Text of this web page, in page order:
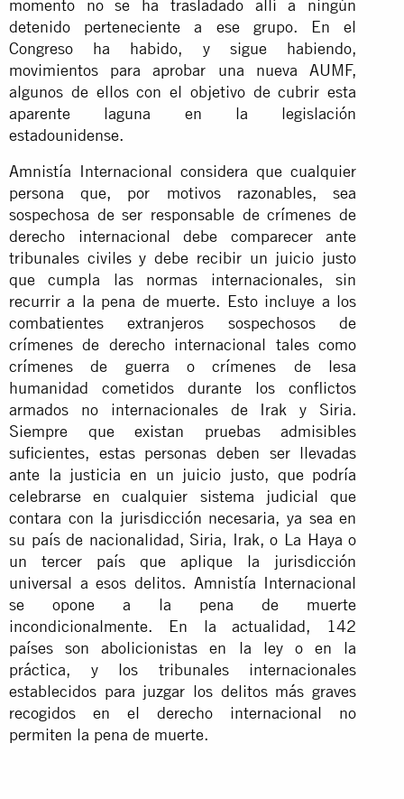
momento no se ha trasladado allí a ningún
detenido perteneciente a ese grupo. En el
Congreso ha habido, y sigue habiendo,
movimientos para aprobar una nueva AUMF,
algunos de ellos con el objetivo de cubrir esta
aparente laguna en la legislación
estadounidense.
Amnistía Internacional considera que cualquier
persona que, por motivos razonables, sea
sospechosa de ser responsable de crímenes de
derecho internacional debe comparecer ante
tribunales civiles y debe recibir un juicio justo
que cumpla las normas internacionales, sin
recurrir a la pena de muerte. Esto incluye a los
combatientes extranjeros sospechosos de
crímenes de derecho internacional tales como
crímenes de guerra o crímenes de lesa
humanidad cometidos durante los conflictos
armados no internacionales de Irak y Siria.
Siempre que existan pruebas admisibles
suficientes, estas personas deben ser llevadas
ante la justicia en un juicio justo, que podría
celebrarse en cualquier sistema judicial que
contara con la jurisdicción necesaria, ya sea en
su país de nacionalidad, Siria, Irak, o La Haya o
un tercer país que aplique la jurisdicción
universal a esos delitos. Amnistía Internacional
se opone a la pena de muerte
incondicionalmente. En la actualidad, 142
países son abolicionistas en la ley o en la
práctica, y los tribunales internacionales
establecidos para juzgar los delitos más graves
recogidos en el derecho internacional no
permiten la pena de muerte.